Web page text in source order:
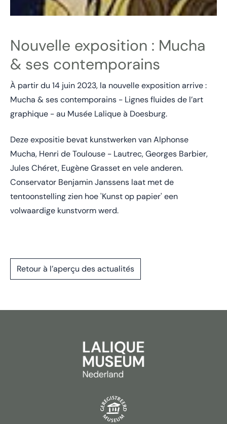
Nouvelle exposition : Mucha
& ses contemporains
À partir du 14 juin 2023, la nouvelle exposition arrive :
Mucha & ses contemporains - Lignes fluides de l’art
graphique - au Musée Lalique à Doesburg.
Deze expositie bevat kunstwerken van Alphonse
Mucha, Henri de Toulouse - Lautrec, Georges Barbier,
Jules Chéret, Eugène Grasset en vele anderen.
Conservator Benjamin Janssens laat met de
tentoonstelling zien hoe 'Kunst op papier' een
volwaardige kunstvorm werd.
Retour à l’aperçu des actualités